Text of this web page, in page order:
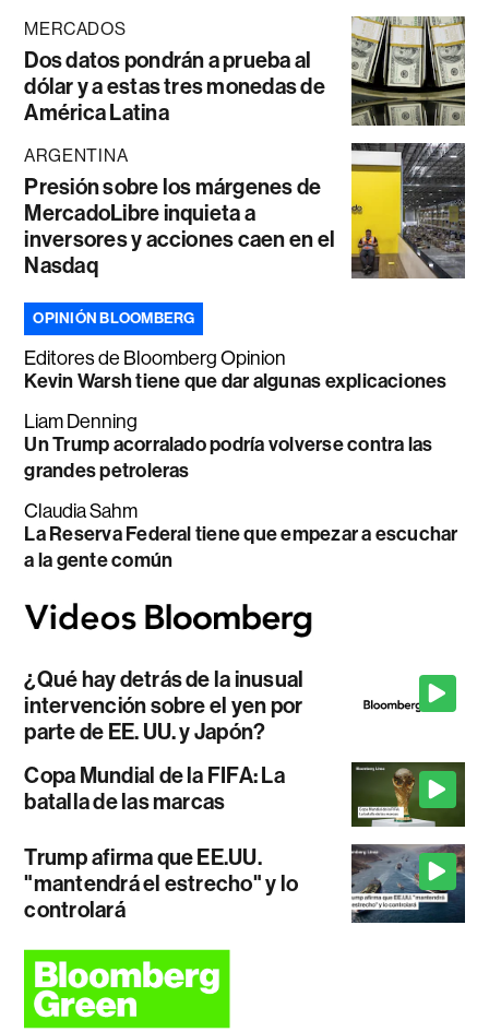
MERCADOS
Dos datos pondrán a prueba al
dólar y a estas tres monedas de
América Latina
ARGENTINA
Presión sobre los márgenes de
MercadoLibre inquieta a
inversores y acciones caen en el
Nasdaq
OPINIÓN BLOOMBERG
Editores de Bloomberg Opinion
Kevin Warsh tiene que dar algunas explicaciones
Liam Denning
Un Trump acorralado podría volverse contra las
grandes petroleras
Claudia Sahm
La Reserva Federal tiene que empezar a escuchar
a la gente común
¿Qué hay detrás de la inusual
intervención sobre el yen por
parte de EE. UU. y Japón?
Copa Mundial de la FIFA: La
batalla de las marcas
Trump afirma que EE.UU.
"mantendrá el estrecho" y lo
controlará